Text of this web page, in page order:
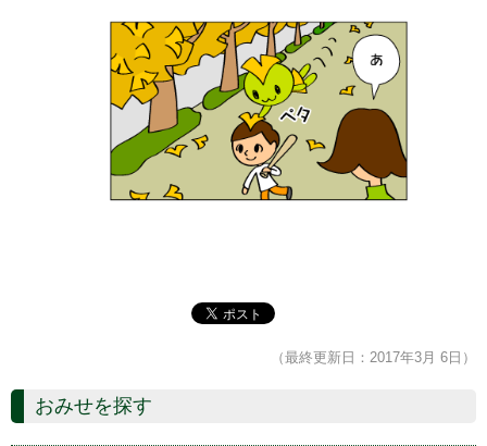
（最終更新日：2017年3月 6日）
おみせを探す